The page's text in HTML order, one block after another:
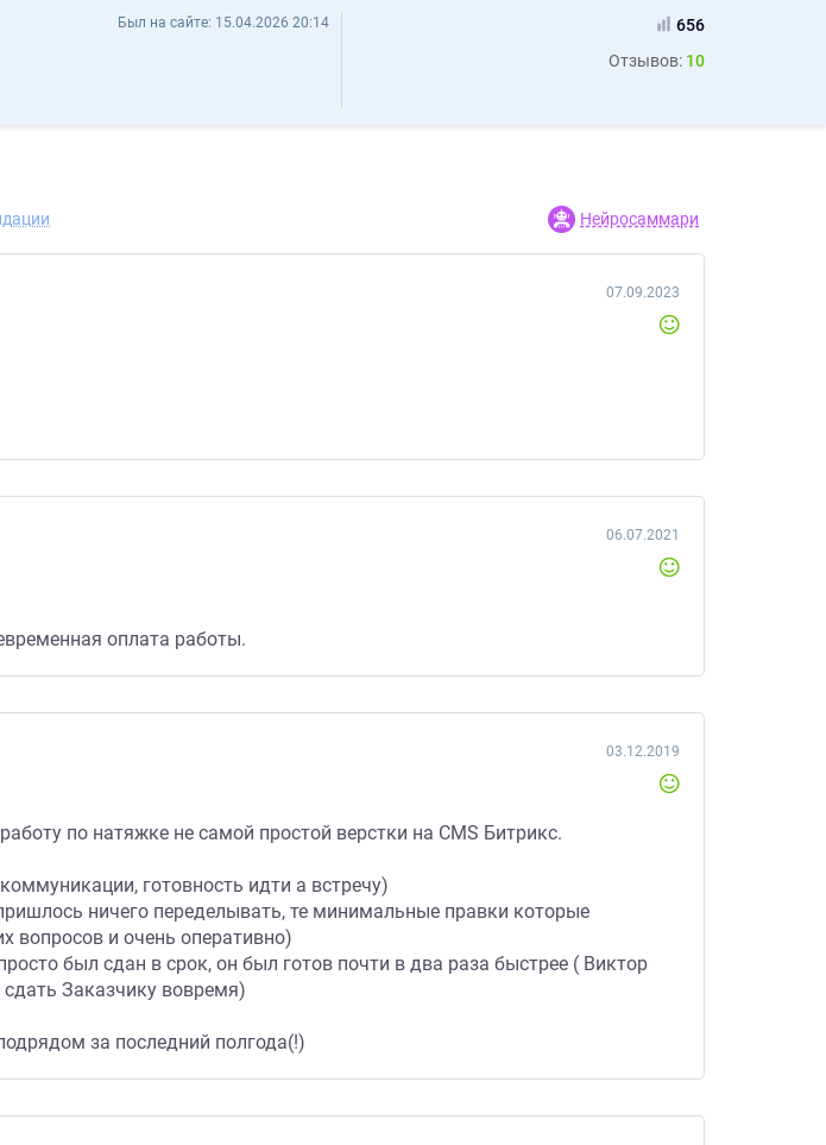
VityaStar - Отзывы
Был на сайте: 15.04.2026 20:14
656
Отзывов: 10
Нейросаммари
07.09.2023
06.07.2021
оплата работы.
03.12.2019
по натяжке не самой простой верстки на CMS Битрикс.
готовность идти а встречу)
ничего переделывать, те минимальные правки которые
вопросов и очень оперативно)
был сдан в срок, он был готов почти в два раза быстрее ( Виктор
Заказчику вовремя)
за последний полгода(!)